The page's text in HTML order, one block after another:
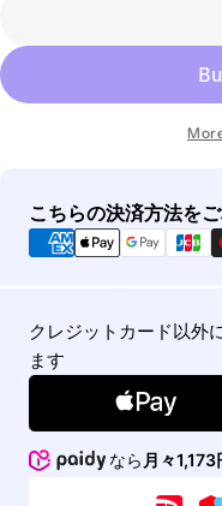
こちらの決済方法を
Payment
methods
クレジットカード以外
ます
なら 月々1,173